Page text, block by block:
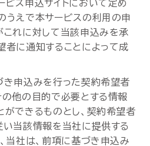
ビス申込サイトにおいて定め
うえで本サービスの利用の申
これに対して当該申込みを承
者に通知することによって成
き申込みを行った契約希望者
の他の目的で必要とする情報
ができるものとし、契約希望者
い当該情報を当社に提供する
当社は、前項に基づき申込み